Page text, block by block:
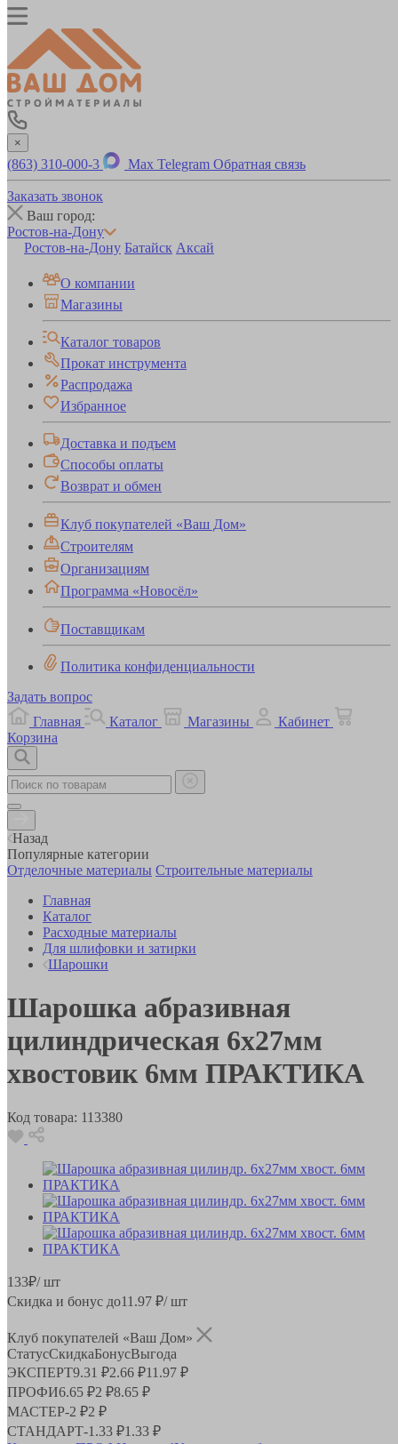
×
(863) 310-000-3 Max Telegram Обратная связь
Заказать звонок
Ваш город:
Ростов-на-Дону
Ростов-на-Дону Батайск Аксай
О компании
Магазины
Каталог товаров
Прокат инструмента
Распродажа
Избранное
Доставка и подъем
Способы оплаты
Возврат и обмен
Клуб покупателей «Ваш Дом»
Строителям
Организациям
Программа «Новосёл»
Поставщикам
Политика конфиденциальности
Задать вопрос
Главная
Каталог Магазины
Кабинет
Корзина
Назад
Популярные категории
Отделочные материалы Строительные материалы
Главная
Каталог
Расходные материалы
Для шлифовки и затирки
Шарошки
Шарошка абразивная
цилиндрическая 6х27мм
хвостовик 6мм ПРАКТИКА
Код товара: 113380
133₽/ шт
Скидка и бонус до11.97 ₽/ шт
Клуб покупателей «Ваш Дом»
СтатусСкидкаБонусВыгода
ЭКСПЕРТ9.31 ₽2.66 ₽11.97 ₽
ПРОФИ6.65 ₽2 ₽8.65 ₽
МАСТЕР-2 ₽2 ₽
СТАНДАРТ-1.33 ₽1.33 ₽